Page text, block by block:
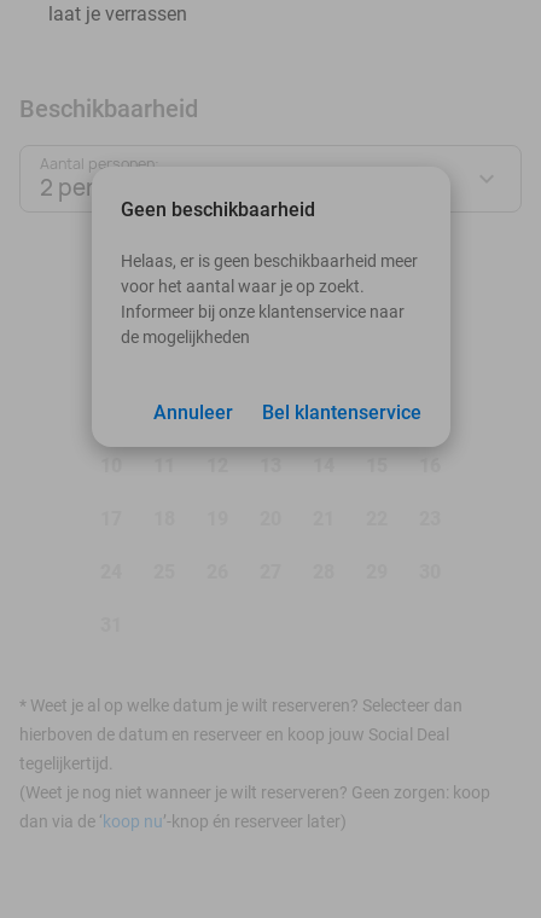
laat je verrassen
Beschikbaarheid
Aantal personen:
2 personen
augustus 2026
Ma
Di Wo Do Vr
4 5 6 7 8
* Weet je al op welke datum je wilt reserveren? Selecteer dan
hierboven de datum en reserveer en koop jouw Social Deal
tegelijkertijd.
(Weet je nog niet wanneer je wilt reserveren? Geen zorgen: koop
dan via de ‘koop nu’-knop én reserveer later)
Geen beschikbaarheid
Helaas, er is geen beschikbaarheid meer
voor het aantal waar je op zoekt.
Informeer bij onze klantenservice naar
de mogelijkheden
Bel klantenservice
Annuleer